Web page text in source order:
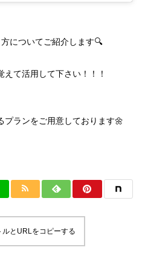
についてご紹介します🔍
て活用して下さい！！！
プランをご用意しております🌼
ルとURLをコピーする